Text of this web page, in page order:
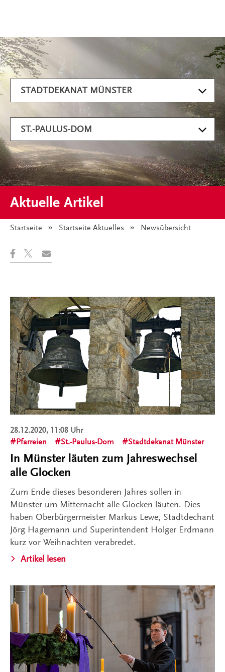
Aktuelle Artikel
Artikel filtern
STADTDEKANAT MÜNSTER
ST.-PAULUS-DOM
Startseite Startseite Aktuelles Angezeigt:
Newsübersicht
28.12.2020, 11:08 Uhr
Pfarreien
St.-Paulus-Dom Stadtdekanat Münster
In Münster läuten zum Jahreswechsel
alle Glocken
Zum Ende dieses besonderen Jahres sollen in
Münster um Mitternacht alle Glocken läuten. Dies
haben Oberbürgermeister Markus Lewe, Stadtdechant
Jörg Hagemann und Superintendent Holger Erdmann
kurz vor Weihnachten verabredet.
Artikel lesen